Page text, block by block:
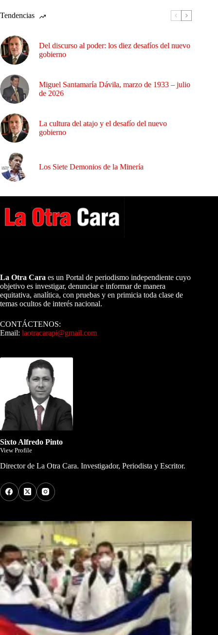
Tendencias
Del discurso al poder: los diez desafíos del nuevo
gobierno
Miguel Santamaría Dávila, marzo de 1933 – julio
de 2026
La cultura del atajo y el desafío del nuevo
gobierno
Los Siete Demonios de la Minería
La Otra Cara es un Portal de periodismo independiente cuyo
objetivo es investigar, denunciar e informar de manera
equitativa, analítica, con pruebas y en primicia toda clase de
temas ocultos de interés nacional.
CONTÁCTENOS:
Email: laotracarapi@gmail.com
Sixto Alfredo Pinto
View Profile
Director de La Otra Cara. Investigador, Periodista y Escritor.